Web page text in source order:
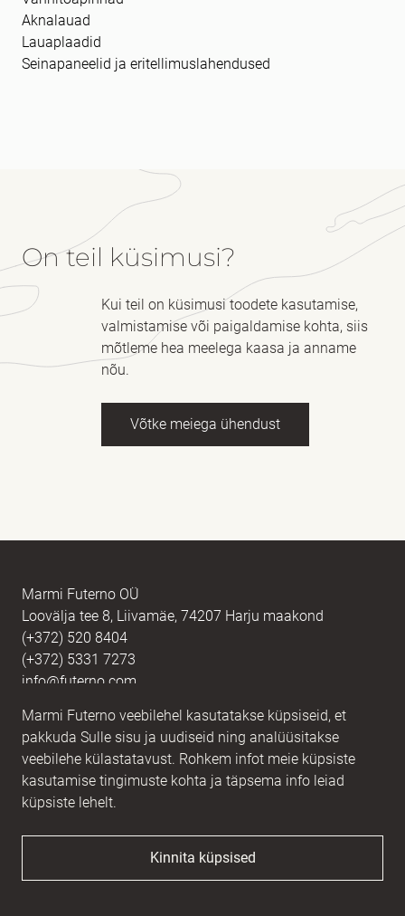
Marmi Futerno veebilehel kasutatakse küpsiseid, et
pakkuda Sulle sisu ja uudiseid ning analüüsitakse
veebilehe külastatavust. Rohkem infot meie küpsiste
kasutamise tingimuste kohta ja täpsema info leiad
küpsiste lehelt.
Kinnita küpsised
Aknalauad
Lauaplaadid
Seinapaneelid ja eritellimuslahendused
On teil küsimusi?
Kui teil on küsimusi toodete kasutamise,
valmistamise või paigaldamise kohta, siis
mõtleme hea meelega kaasa ja anname
nõu.
Võtke meiega ühendust
Sõnum
Marmi Futerno OÜ
Loovälja tee 8, Liivamäe, 74207 Harju maakond
(+372) 520 8404
(+372) 5331 7273
info@futerno.com
Reg nr. 12406894 / KM nr. EE101607467
IBAN EE902200221056762443 / SWIFT HABAEE2X